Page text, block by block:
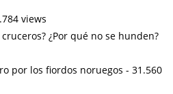
views
¿Por qué no se hunden?
por los fiordos noruegos - 31.560